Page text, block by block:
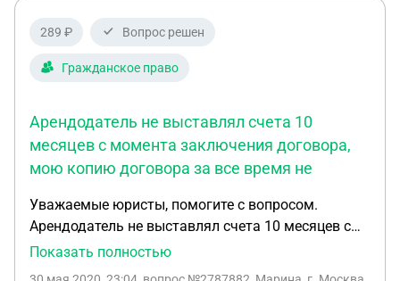
289 ₽ Вопрос решен
Гражданское право
Арендодатель не выставлял счета 10
месяцев с момента заключения договора,
мою копию договора за все время не
Уважаемые юристы, помогите с вопросом.
Арендодатель не выставлял счета 10 месяцев с
момента заключения договора, мою копию
Показать полностью